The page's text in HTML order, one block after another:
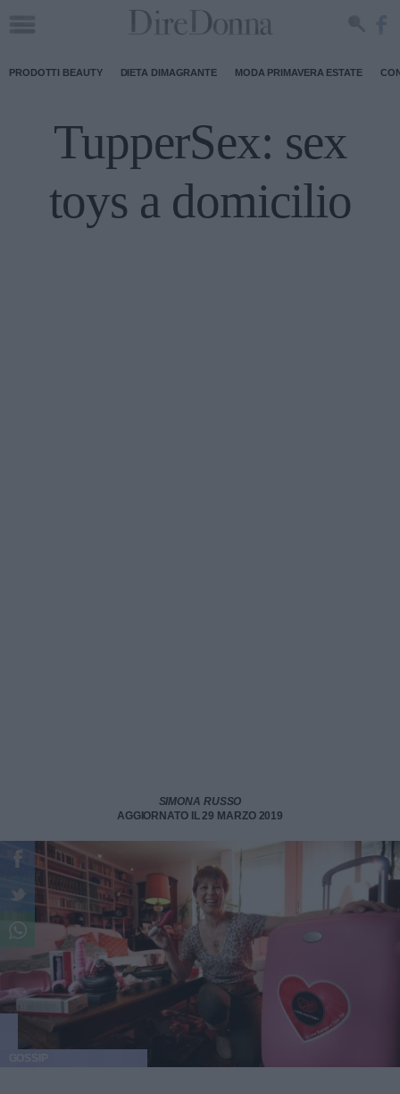
PRODOTTI BEAUTY DIETA DIMAGRANTE MODA PRIMAVERA ESTATE
TupperSex: sex
toys a domicilio
SIMONA RUSSO
AGGIORNATO IL 29 MARZO 2019